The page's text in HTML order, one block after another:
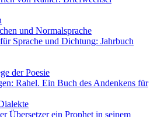
und Normalsprache
Sprache und Dichtung: Jahrbuch
der Poesie
Rahel. Ein Buch des Andenkens für
Übersetzer ein Prophet in seinem